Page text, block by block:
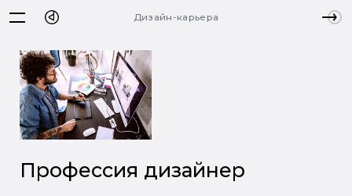
Дизайн-карьера
Профессия дизайнер